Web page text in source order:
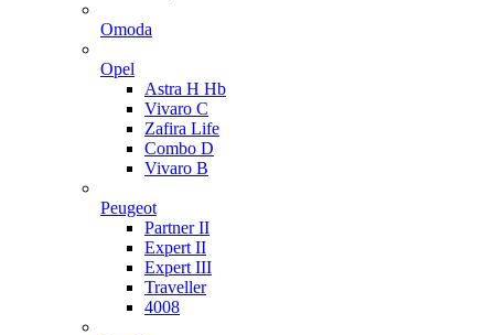
Omoda
Opel
Astra H Hb
Vivaro C
Zafira Life
Combo D
Vivaro B
Peugeot
Partner II
Expert II
Expert III
Traveller
4008